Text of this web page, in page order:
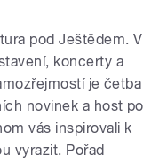
pod Ještědem. V
koncerty a
je četba
novinek a host po
vás inspirovali k
vyrazit. Pořad